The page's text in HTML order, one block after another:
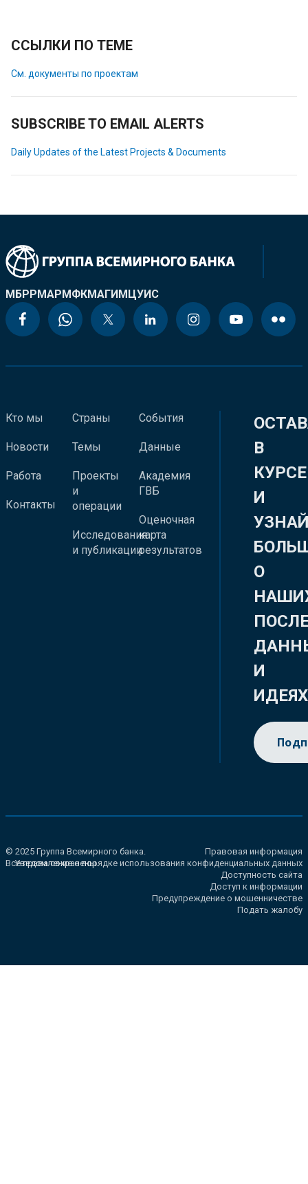
ССЫЛКИ ПО ТЕМЕ
См. документы по проектам
SUBSCRIBE TO EMAIL ALERTS
Daily Updates of the Latest Projects & Documents
МБРРМАРМФКМАГИМЦУИС
Кто мы
Новости
Работа
Контакты
Страны
Темы
Проекты
и
операции
Исследования
и публикации
События
Данные
Академия
ГВБ
Оценочная
карта
результатов
В
КУРСЕ
И
О
И
ИДЕЯХ
© 2025 Группа Всемирного банка.
Все права сохранены.
Правовая информация
Уведомление о порядке использования конфиденциальных данных
Доступность сайта
Доступ к информации
Предупреждение о мошенничестве
Подать жалобу